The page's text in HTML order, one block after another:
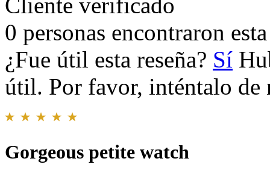
Cliente verificado
0 personas encontraron
¿Fue útil esta reseña? Sí
útil. Por favor, inténtalo de
Gorgeous petite watch